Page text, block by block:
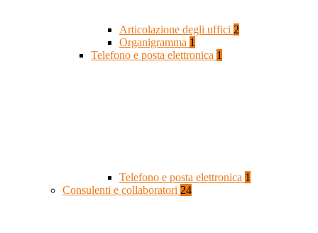
Articolazione degli uffici 2
Organigramma 1
Telefono e posta elettronica 1
Telefono e posta elettronica 1
Consulenti e collaboratori 24